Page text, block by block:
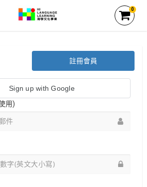
0
註冊會員
Sign up with Google
用)